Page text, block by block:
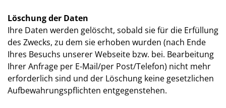
Löschung der Daten
Ihre Daten werden gelöscht, sobald sie für die Erfüllung
des Zwecks, zu dem sie erhoben wurden (nach Ende
Ihres Besuchs unserer Webseite bzw. bei. Bearbeitung
Ihrer Anfrage per E-Mail/per Post/Telefon) nicht mehr
erforderlich sind und der Löschung keine gesetzlichen
Aufbewahrungspflichten entgegenstehen.